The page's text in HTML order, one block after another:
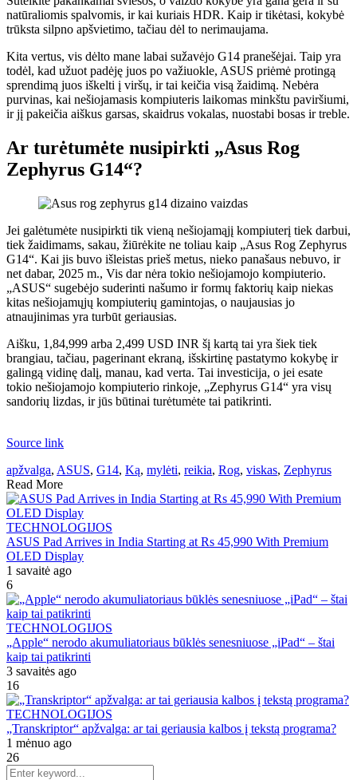
natūraliomis spalvomis, ir kai kuriais HDR. Kaip ir tikėtasi, kokybė
trūksta silpno apšvietimo, tačiau dėl to nerimaujama.
Kita vertus, vis dėlto mane labai sužavėjo G14 pranešėjai. Taip yra
todėl, kad užuot padėję juos po važiuokle, ASUS priėmė protingą
sprendimą juos iškelti į viršų, ir tai keičia visą žaidimą. Nebėra
purvinas, kai nešiojamasis kompiuteris laikomas minkštu paviršiumi,
ir jį pakeičia aiškus garsas, skaidrus vokalas, nuostabi bosas ir treble.
Ar turėtumėte nusipirkti „Asus Rog
Zephyrus G14“?
Jei galėtumėte nusipirkti tik vieną nešiojamąjį kompiuterį tiek darbui,
tiek žaidimams, sakau, žiūrėkite ne toliau kaip „Asus Rog Zephyrus
G14“. Kai jis buvo išleistas prieš metus, nieko panašaus nebuvo, ir
net dabar, 2025 m., Vis dar nėra tokio nešiojamojo kompiuterio.
„ASUS“ sugebėjo suderinti našumo ir formų faktorių kaip niekas
kitas nešiojamųjų kompiuterių gamintojas, o naujausias jo
atnaujinimas yra turbūt geriausias.
Aišku, 1,84,999 arba 2,499 USD INR šį kartą tai yra šiek tiek
brangiau, tačiau, pagerinant ekraną, išskirtinę pastatymo kokybę ir
galingą vidinę dalį, manau, kad verta. Tai investicija, o jei esate
tokio nešiojamojo kompiuterio rinkoje, „Zephyrus G14“ yra visų
sandorių lizdas, ir jūs būtinai turėtumėte tai patikrinti.
Source link
apžvalga, ASUS, G14, Ką, mylėti, reikia, Rog, viskas, Zephyrus
Read More
TECHNOLOGIJOS
ASUS Pad Arrives in India Starting at Rs 45,990 With Premium
OLED Display
1 savaitė ago
6
TECHNOLOGIJOS
„Apple“ nerodo akumuliatoriaus būklės senesniuose „iPad“ – štai
kaip tai patikrinti
3 savaitės ago
16
TECHNOLOGIJOS
„Transkriptor“ apžvalga: ar tai geriausia kalbos į tekstą programa?
1 mėnuo ago
26